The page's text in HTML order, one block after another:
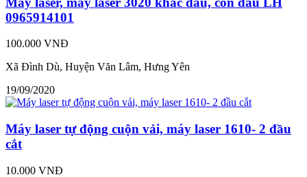
0965914101
100.000 VNĐ
Xã Đình Dù, Huyện Văn Lâm, Hưng Yên
19/09/2020
Máy laser tự động cuộn vải, máy laser 1610- 2 đầu
cắt
10.000 VNĐ